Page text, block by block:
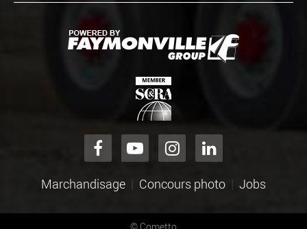
Marchandisage Concours photo Jobs